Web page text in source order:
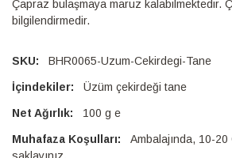
Çapraz bulaşmaya maruz kalabilmektedir.
bilgilendirmedir.
BHR0065-Uzum-Cekirdegi-Tane
Üzüm çekirdeği tane
100 g e
Ambalajında, 10-